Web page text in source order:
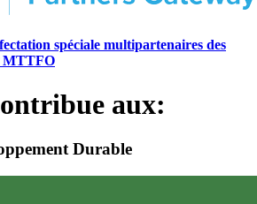
spéciale multipartenaires des
MTTFO
aux:
Durable